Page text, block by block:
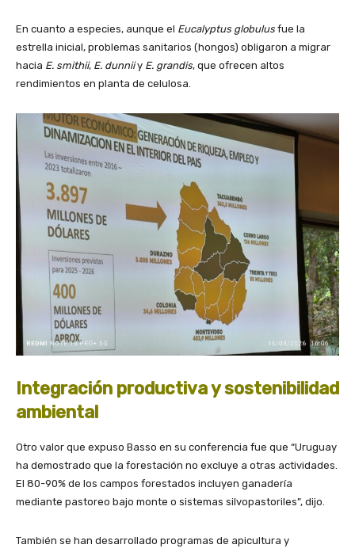
En cuanto a especies, aunque el Eucalyptus globulus fue la
estrella inicial, problemas sanitarios (hongos) obligaron a migrar
hacia E. smithii, E. dunniiy E. grandis, que ofrecen altos
rendimientos en planta de celulosa.
Integración productiva y sostenibilidad
ambiental
Otro valor que expuso Basso en su conferencia fue que “Uruguay
ha demostrado que la forestación no excluye a otras actividades.
El 80-90% de los campos forestados incluyen ganadería
mediante pastoreo bajo monte o sistemas silvopastoriles”, dijo.
También se han desarrollado programas de apicultura y